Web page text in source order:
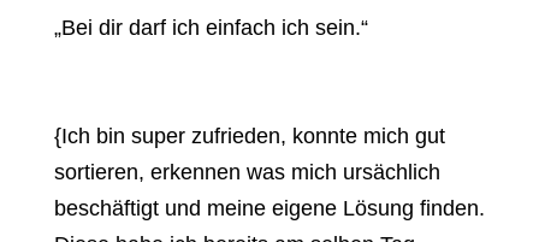
„Bei dir darf ich einfach ich sein.“
{Ich bin super zufrieden, konnte mich gut
sortieren, erkennen was mich ursächlich
beschäftigt und meine eigene Lösung finden.